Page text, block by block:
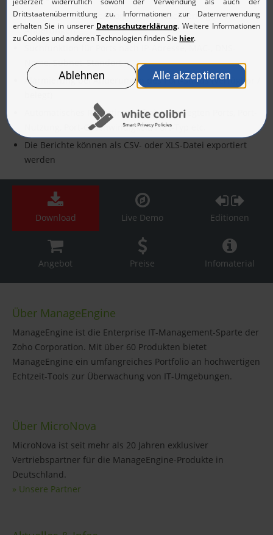
Mapping-Historie ermöglicht das Nachverfolgen von
Änderungen
Name, Subnet, Standort
Alarmierung bei Änderungen des Port-Status (Verfügbar /
Automatisches Reporting zu freien / belegten Ports, Port-
Nutzung, Port-Geschwindigkeit, Port-Typ etc.
Die Berichte können als CSV- oder XLS-Datei exportiert
werden
Download Live Demo Editionen
Angebot Preise Infomaterial
Über ManageEngine
ManageEngine ist die Enterprise IT-Management-Sparte der
Zoho Corporation. Mit über 60 Produkten bietet
ManageEngine ein umfangreiches Portfolio an hochwertigen
Echtzeit-Tools zur Überwachung von IT-Umgebungen.
Über MicroNova
MicroNova ist seit mehr als 20 Jahren exklusiver
Vertriebspartner für die ManageEngine-Produkte in
Deutschland.
» Unsere Partner